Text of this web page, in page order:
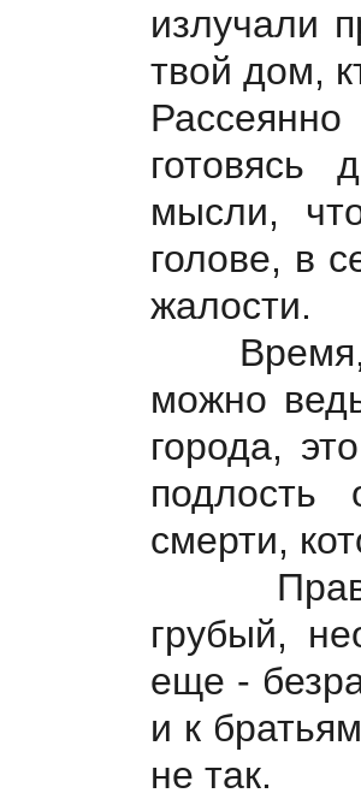
излучали
твой дом,
готовясь
мысли,
голове, в
жалости.
Время,
можно
города,
подлость
смерти,
грубый,
еще -
и к
не так.